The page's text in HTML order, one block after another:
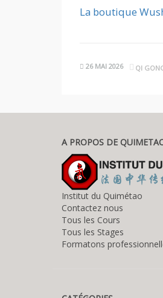
La boutique
26 MAI 2026 QI
A PROPOS DE
Institut du Quimétao
Contactez nous
Tous les Cours
Tous les Stages
Formatons